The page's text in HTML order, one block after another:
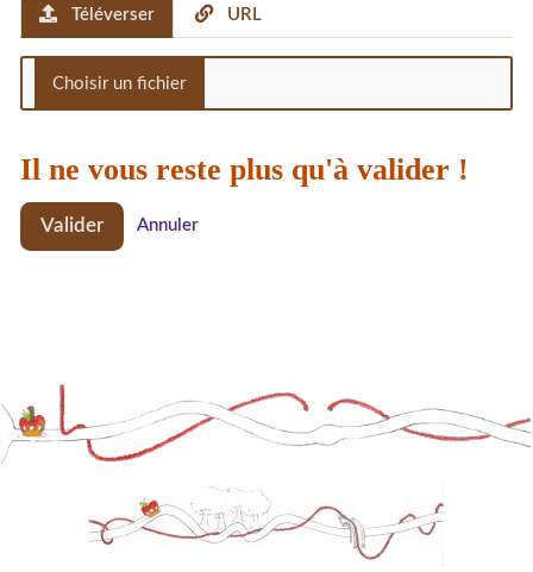
Téléverser URL
Il ne vous reste plus qu'à valider !
Valider Annuler